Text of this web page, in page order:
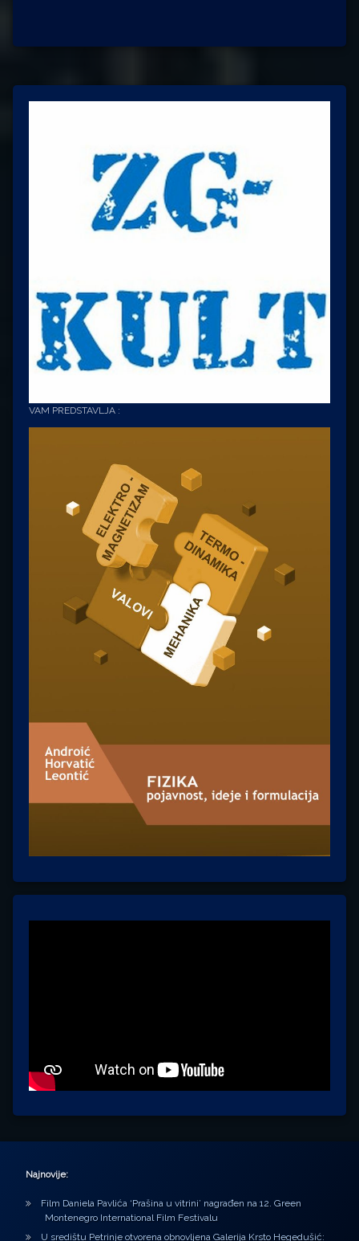
VAM PREDSTAVLJA :
Najnovije:
Film Daniela Pavlića ‘Prašina u vitrini’ nagrađen na 12. Green
Montenegro International Film Festivalu
U središtu Petrinje otvorena obnovljena Galerija Krsto Hegedušić: